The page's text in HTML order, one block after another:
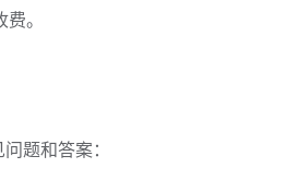
。
题和答案：